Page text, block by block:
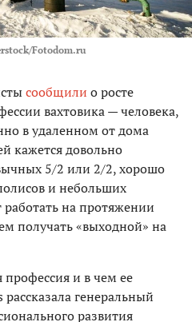
Fotodom.ru
сообщили о росте
вахтовика — человека,
в удаленном от дома
кажется довольно
5/2 или 2/2, хорошо
и небольших
работать на протяжении
получать «выходной» на
профессия и в чем ее
генеральный
развития